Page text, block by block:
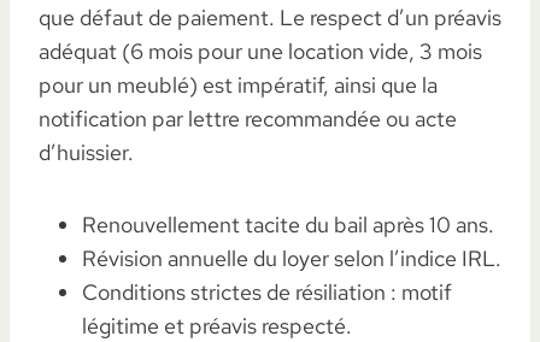
que défaut de paiement. Le respect d’un préavis
adéquat (6 mois pour une location vide, 3 mois
pour un meublé) est impératif, ainsi que la
notification par lettre recommandée ou acte
d’huissier.
Renouvellement tacite du bail après 10 ans.
Révision annuelle du loyer selon l’indice IRL.
Conditions strictes de résiliation : motif
légitime et préavis respecté.